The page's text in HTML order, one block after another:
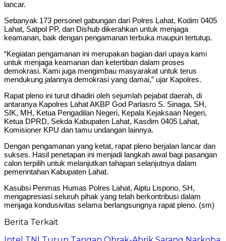
lancar.
Sebanyak 173 personel gabungan dari Polres Lahat, Kodim 0405
Lahat, Satpol PP, dan Dishub dikerahkan untuk menjaga
keamanan, baik dengan pengamanan terbuka maupun tertutup.
“Kegiatan pengamanan ini merupakan bagian dari upaya kami
untuk menjaga keamanan dan ketertiban dalam proses
demokrasi. Kami juga mengimbau masyarakat untuk terus
mendukung jalannya demokrasi yang damai,” ujar Kapolres.
Rapat pleno ini turut dihadiri oleh sejumlah pejabat daerah, di
antaranya Kapolres Lahat AKBP God Parlasro S. Sinaga, SH,
SIK, MH, Ketua Pengadilan Negeri, Kepala Kejaksaan Negeri,
Ketua DPRD, Sekda Kabupaten Lahat, Kasdim 0405 Lahat,
Komisioner KPU dan tamu undangan lainnya.
Dengan pengamanan yang ketat, rapat pleno berjalan lancar dan
sukses. Hasil penetapan ini menjadi langkah awal bagi pasangan
calon terpilih untuk melanjutkan tahapan selanjutnya dalam
pemerintahan Kabupaten Lahat.
Kasubsi Penmas Humas Polres Lahat, Aiptu Lispono, SH,
mengapresiasi seluruh pihak yang telah berkontribusi dalam
menjaga kondusivitas selama berlangsungnya rapat pleno. (sm)
Berita Terkait